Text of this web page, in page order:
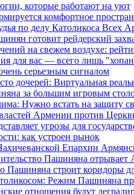
которые работают на уют
комфортное
по делу Католикоса Всех
готовит рейдерский
на свежем воздухе:
для вас — всего лишь
серьезным сигналом
дочерей: Виртуальная
за большим игровым
Нужно встать на защиту
Армении против
угрозы для
как устроен рынок
Епархии
Пашиняна
Пашиняна строит коридоры
Режим Пашиняна
отношения будут